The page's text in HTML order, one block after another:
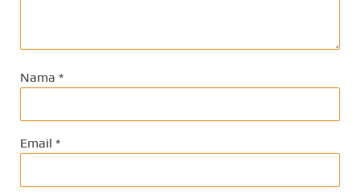
Nama *
Email *